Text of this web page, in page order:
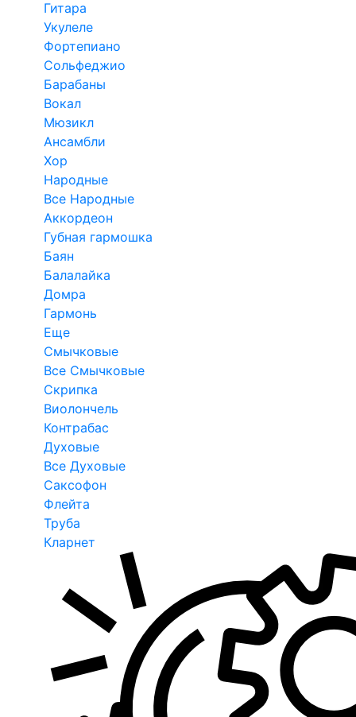
Гитара
Укулеле
Фортепиано
Сольфеджио
Барабаны
Вокал
Мюзикл
Ансамбли
Хор
Народные
Все Народные
Аккордеон
Губная гармошка
Баян
Балалайка
Домра
Гармонь
Еще
Смычковые
Все Смычковые
Скрипка
Виолончель
Контрабас
Духовые
Все Духовые
Саксофон
Флейта
Труба
Кларнет